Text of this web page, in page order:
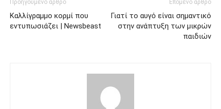
Προηγούμενο άρθρο
Καλλίγραμμο κορμί που
εντυπωσιάζει | Newsbeast
Επόμενο άρθρο
Γιατί το αυγό είναι σημαντικό
στην ανάπτυξη των μικρών
παιδιών